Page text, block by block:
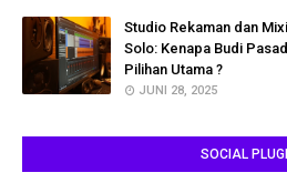
Studio Rekaman dan
Solo: Kenapa Budi
Pilihan Utama ?
JUNI 28, 2025
SOCIAL